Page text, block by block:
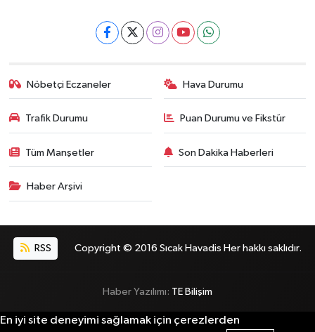
Nöbetçi Eczaneler Hava Durumu
Trafik Durumu Puan Durumu ve Fikstür
Tüm Manşetler Son Dakika Haberleri
Haber Arşivi
RSS Copyright © 2016 Sıcak Havadis Her hakkı saklıdır.
Haber Yazılımı: TE Bilişim
En iyi site deneyimi sağlamak için çerezlerden